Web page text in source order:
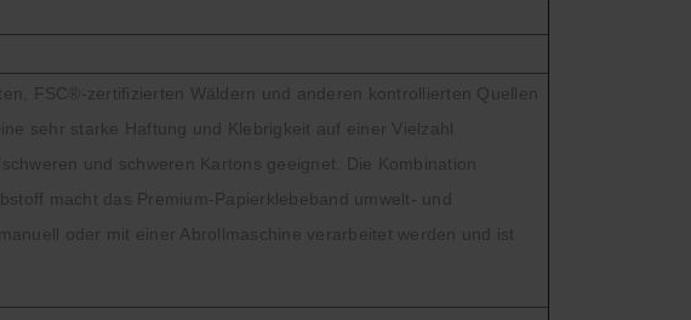
FSC ® -zertifizierten Wäldern und anderen kontrollierten Quellen
sehr starke Haftung und Klebrigkeit auf einer Vielzahl
und schweren Kartons geeignet. Die Kombination
macht das Premium-Papierklebeband umwelt- und
oder mit einer Abrollmaschine verarbeitet werden und ist